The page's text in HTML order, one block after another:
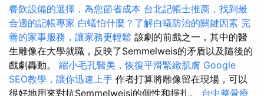
餐飲設備的選擇，為您節省成本 台北記帳士推薦，找到最
合適的記帳專家 白蟻怕什麼？了解白蟻防治的關鍵因素 完
善的家事服務，讓家務更輕鬆 該劇的前戲之一，其中的醫
生雕像在大學就職，反映了Semmelweis的矛盾以及隨後的
戲劇轟動。 縮小毛孔醫美，恢復平滑緊緻肌膚 Google
SEO教學，讓你迅速上手 作者打算將雕像留在現場，可以
很好地用來對抗Semmelweisi的個性和掙扎。 台中整骨療